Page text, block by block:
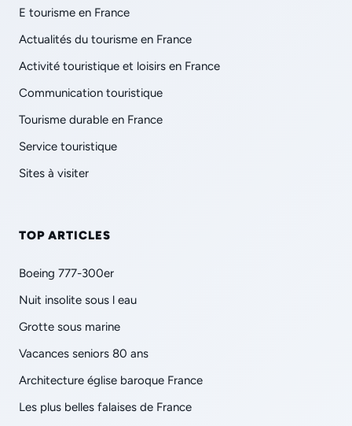
E tourisme en France
Actualités du tourisme en France
Activité touristique et loisirs en France
Communication touristique
Tourisme durable en France
Service touristique
Sites à visiter
TOP ARTICLES
Boeing 777-300er
Nuit insolite sous l eau
Grotte sous marine
Vacances seniors 80 ans
Architecture église baroque France
Les plus belles falaises de France